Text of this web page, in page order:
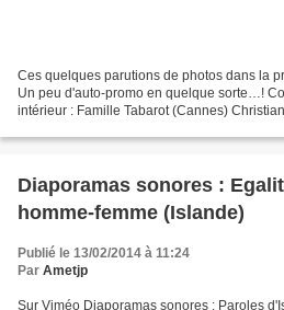
Ces quelques parutions de photos dans la
Un peu d'auto-promo en quelque sorte…!
intérieur : Famille Tabarot (Cannes)
Diaporamas sonores :
homme-femme (Islande)
Publié le 13/02/2014 à 11:24
Par Ametjp
Sur Viméo Diaporamas sonores : Paroles